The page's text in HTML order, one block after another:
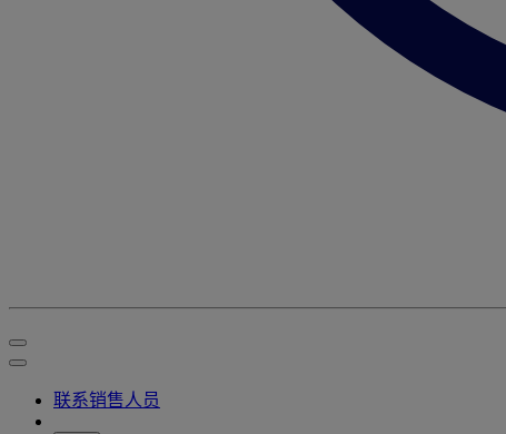
联系销售人员